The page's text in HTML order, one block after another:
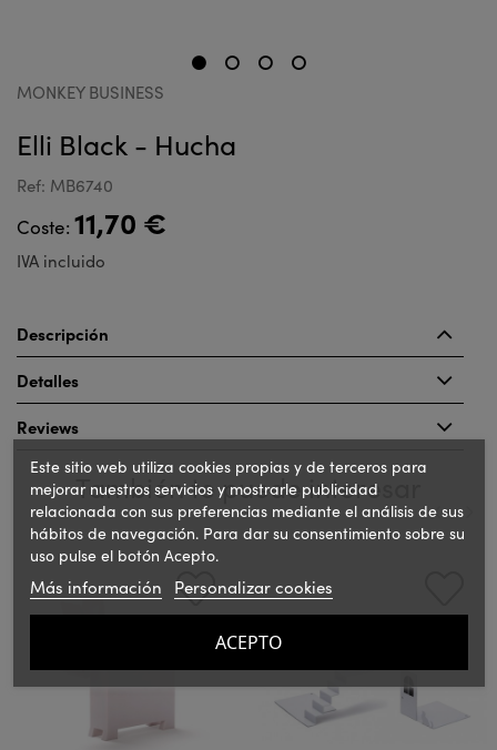
MONKEY BUSINESS
Elli Black - Hucha
Ref: MB6740
Coste: 11,70 €
IVA incluido
Descripción
Detalles
Reviews
También te puede interesar
Este sitio web utiliza cookies propias y de terceros para
mejorar nuestros servicios y mostrarle publicidad
relacionada con sus preferencias mediante el análisis de sus
hábitos de navegación. Para dar su consentimiento sobre su
uso pulse el botón Acepto.
Más información Personalizar cookies
ACEPTO